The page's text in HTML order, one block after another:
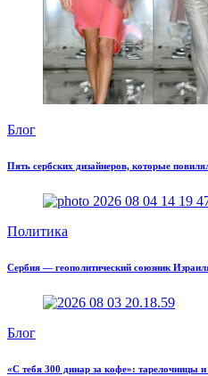
Блог
Пять сербских дизайнеров, которые
Политика
Сербия — геополитический союзник
Блог
«С тебя 300 динар за кофе»: тарелочницы